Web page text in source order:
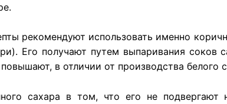
рекомендуют использовать именно
Его получают путем выпаривания соков
в отличии от производства белого
сахара в том, что его не